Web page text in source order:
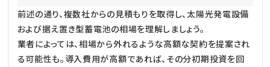
前述の通り、複数社からの見積もりを取得し、太陽光発電設備
および据え置き型蓄電池の相場を理解しましょう。
業者によっては、相場から外れるような高額な契約を提案され
る可能性も。導入費用が高額であれば、その分初期投資を回